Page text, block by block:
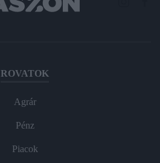
ROVATOK
Agrár
Pénz
Piacok